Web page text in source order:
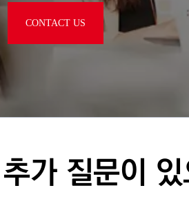
CONTACT US
추가 질문이